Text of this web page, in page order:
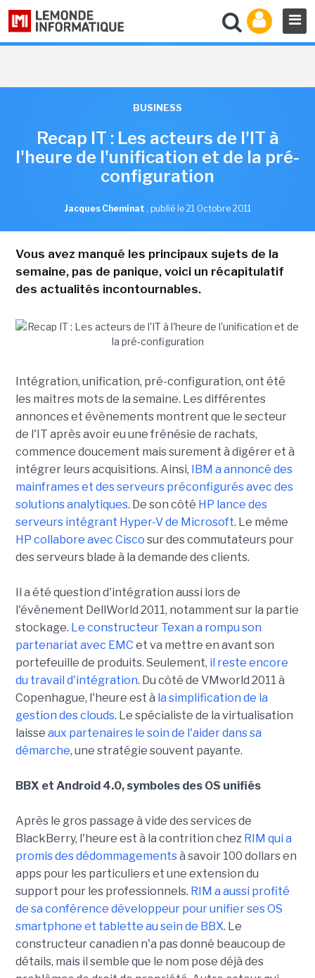
BUSINESS
Recap IT : Les acteurs de l'IT à
l'heure de l'unification et de la pré-
configuration
Jacques Cheminat , publié le 21 Octobre 2011
Vous avez manqué les principaux sujets de la
semaine, pas de panique, voici un récapitulatif
des actualités incontournables.
Intégration, unification, pré-configuration, ont été
les maîtres mots de la semaine. Les différentes
annonces et évènements montrent que le secteur
de l'IT après avoir eu une frénésie de rachats,
commence doucement mais surement à digérer et à
intégrer leurs acquisitions. Ainsi, IBM a annoncé des
mainframes et des serveurs préconfigurés avec des
solutions analytiques. De son côté HP lance des
serveurs intégrant Hyper-V de Microsoft. Le même
HP collabore avec Cisco sur des commutateurs pour
des serveurs blade à la demande des clients.
Il a été question d'intégration aussi lors de
l'évènement DellWorld 2011, notamment sur la partie
stockage. Le constructeur Texan a rompu son
partenariat avec EMC et va mettre en avant son
portefeuille de produits. Seulement, il reste encore
du travail d'intégration. Du côté de VMworld 2011 à
Copenhague, l'heure est à la simplification de la
gestion des clouds. Le spécialiste de la virtualisation
laisse aux partenaires le soin de l'aider dans sa
démarche, une stratégie souvent payante.
BBX et Android 4.0, symboles des OS unifiés
Après le gros passage à vide des services de
BlackBerry, l'heure est à la contrition chez RIM qui a
promis des dédommagementsà savoir 100 dollars en
apps pour les particuliers et une extension du
support pour les professionnels. RIM a aussi profité
de sa conférence développeur pour unifier ses OS
smartphone et tablette au sein de BBX. Le
constructeur canadien n'a pas donné beaucoup de
détails, mais il semble que le nom pose déjà des